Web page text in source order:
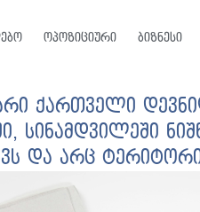
ოპოზიციური ბიზნესი
ქართველი
სინამდვილეში
და არც